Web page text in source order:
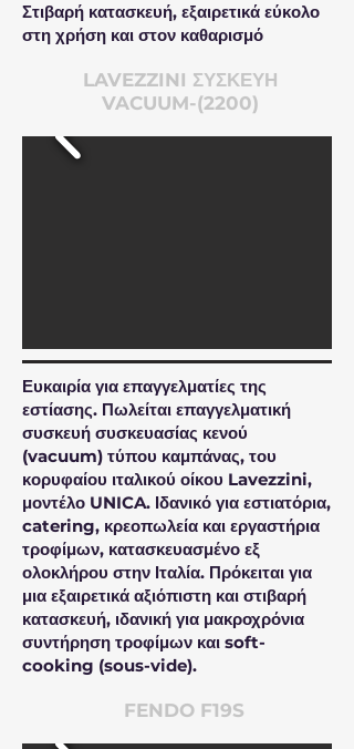
Στιβαρή κατασκευή, εξαιρετικά εύκολο
στη χρήση και στον καθαρισμό
LAVEZZINI ΣΥΣΚΕΥΗ
VACUUM-(2200)
Ευκαιρία για επαγγελματίες της
εστίασης. Πωλείται επαγγελματική
συσκευή συσκευασίας κενού
(vacuum) τύπου καμπάνας, του
κορυφαίου ιταλικού οίκου Lavezzini,
μοντέλο UNICA. Ιδανικό για εστιατόρια,
catering, κρεοπωλεία και εργαστήρια
τροφίμων, κατασκευασμένο εξ
ολοκλήρου στην Ιταλία. Πρόκειται για
μια εξαιρετικά αξιόπιστη και στιβαρή
κατασκευή, ιδανική για μακροχρόνια
συντήρηση τροφίμων και soft-
cooking (sous-vide).
FENDO F19S